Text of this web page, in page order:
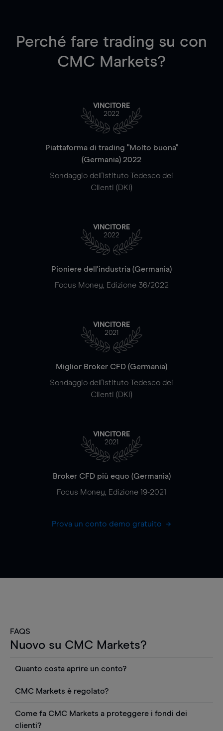
Perché fare trading su con
CMC Markets?
VINCITORE
2022
Piattaforma di trading "Molto buona"
(Germania) 2022
Sondaggio dell'Istituto Tedesco dei
Clienti (DKI)
VINCITORE
2022
Pioniere dell'industria (Germania)
Focus Money, Edizione 36/2022
VINCITORE
2021
Miglior Broker CFD (Germania)
Sondaggio dell'Istituto Tedesco dei
Clienti (DKI)
VINCITORE
2021
Broker CFD più equo (Germania)
Focus Money, Edizione 19-2021
Prova un conto demo gratuito
FAQS
Nuovo su CMC Markets?
Quanto costa aprire un conto?
Puoi anche visualizzare gratuitamente i prezzi e
utilizzare strumenti come grafici, notizie Reuters
o rapporti quantitativi sui titoli azionari di
CMC Markets è regolato?
regolamentato dall'Autorità federale tedesca di
Come fa CMC Markets a proteggere i fondi dei
clienti?